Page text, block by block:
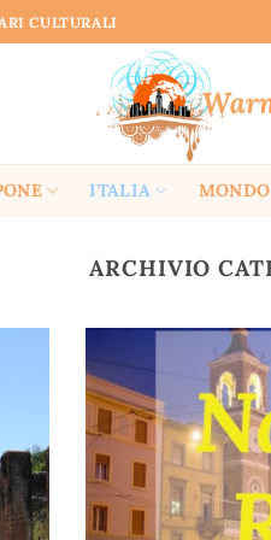
CULTURALI
ITALIA MONDO
ARCHIVIO